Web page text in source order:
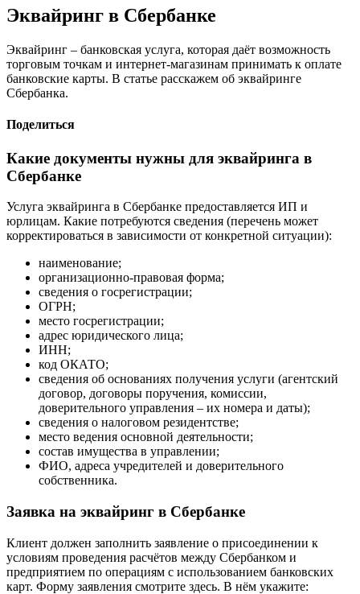
Эквайринг в Сбербанке
Эквайринг – банковская услуга, которая даёт возможность
торговым точкам и интернет-магазинам принимать к оплате
банковские карты. В статье расскажем об эквайринге
Сбербанка.
Поделиться
Какие документы нужны для эквайринга в
Сбербанке
Услуга эквайринга в Сбербанке предоставляется ИП и
юрлицам. Какие потребуются сведения (перечень может
корректироваться в зависимости от конкретной ситуации):
наименование;
организационно-правовая форма;
сведения о госрегистрации;
ОГРН;
место госрегистрации;
адрес юридического лица;
ИНН;
код ОКАТО;
сведения об основаниях получения услуги (агентский
договор, договоры поручения, комиссии,
доверительного управления – их номера и даты);
сведения о налоговом резидентстве;
место ведения основной деятельности;
состав имущества в управлении;
ФИО, адреса учредителей и доверительного
собственника.
Заявка на эквайринг в Сбербанке
Клиент должен заполнить заявление о присоединении к
условиям проведения расчётов между Сбербанком и
предприятием по операциям с использованием банковских
карт. Форму заявления смотрите здесь. В нём укажите: